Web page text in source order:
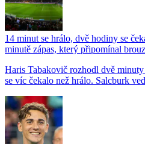
14 minut se hrálo, dvě hodiny se
minutě zápas, který připomínal
Haris Tabakovič rozhodl dvě
se víc čekalo než hrálo. Salcburk